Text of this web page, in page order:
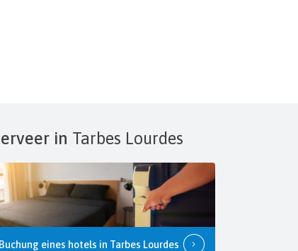
in Tarbes Lourdes
Buchung eines hotels in Tarbes Lourdes